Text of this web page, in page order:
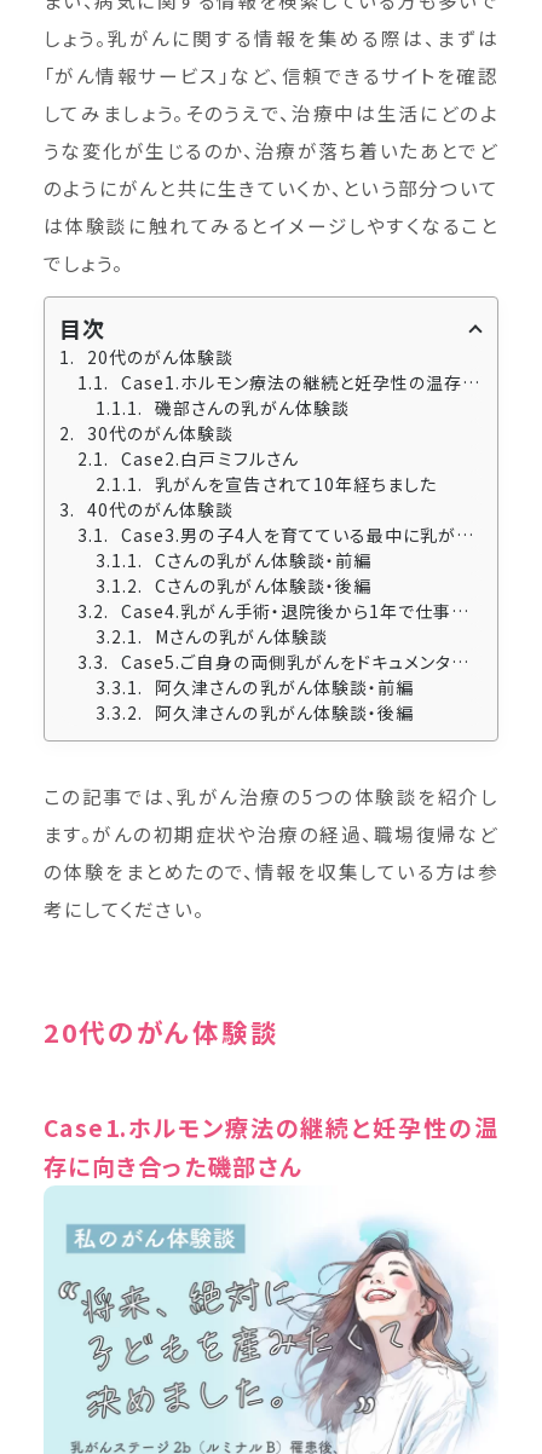
しょう。乳がんに関する情報を集める際は、まずは
「がん情報サービス」など、信頼できるサイトを確認
してみましょう。そのうえで、治療中は生活にどのよ
うな変化が生じるのか、治療が落ち着いたあとでど
のようにがんと共に生きていくか、という部分ついて
は体験談に触れてみるとイメージしやすくなること
でしょう。
目次
20代のがん体験談
Case1.ホルモン療法の継続と妊孕性の温存に向き合った磯部さん
磯部さんの乳がん体験談
30代のがん体験談
Case2.白戸ミフルさん
乳がんを宣告されて10年経ちました
40代のがん体験談
Case3.男の子4人を育てている最中に乳がんと診断されたCさん
Cさんの乳がん体験談・前編
Cさんの乳がん体験談・後編
Case4.乳がん手術・退院後から1年で仕事を再開されたMさん
Mさんの乳がん体験談
Case5.ご自身の両側乳がんをドキュメンタリーとして映像化した阿久津友紀さん
阿久津さんの乳がん体験談・前編
阿久津さんの乳がん体験談・後編
この記事では、乳がん治療の5つの体験談を紹介し
ます。がんの初期症状や治療の経過、職場復帰など
の体験をまとめたので、情報を収集している方は参
考にしてください。
20代のがん体験談
Case1.ホルモン療法の継続と妊孕性の温
存に向き合った磯部さん